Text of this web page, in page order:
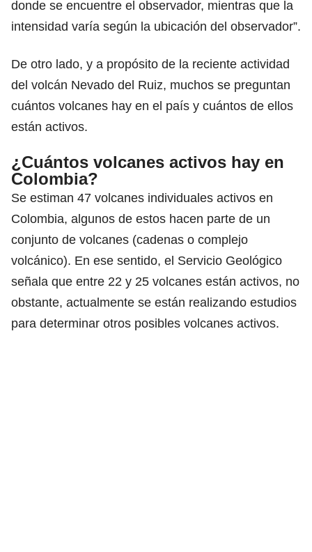
donde se encuentre el observador, mientras que la
intensidad varía según la ubicación del observador”.
De otro lado, y a propósito de la reciente actividad
del volcán Nevado del Ruiz, muchos se preguntan
cuántos volcanes hay en el país y cuántos de ellos
están activos.
¿Cuántos volcanes activos hay en
Colombia?
Se estiman 47 volcanes individuales activos en
Colombia, algunos de estos hacen parte de un
conjunto de volcanes (cadenas o complejo
volcánico). En ese sentido, el Servicio Geológico
señala que entre 22 y 25 volcanes están activos, no
obstante, actualmente se están realizando estudios
para determinar otros posibles volcanes activos.